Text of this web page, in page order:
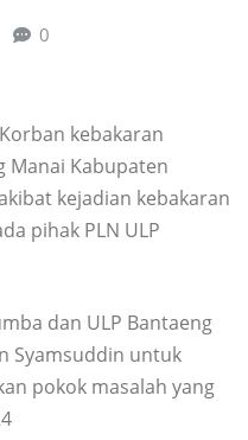
0
Korban kebakaran
Manai Kabupaten
kejadian kebakaran
pihak PLN ULP
dan ULP Bantaeng
Syamsuddin untuk
pokok masalah yang